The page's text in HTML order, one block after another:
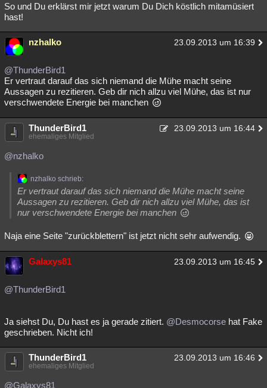
So und Du erklärst mir jetzt warum Du Dich köstlich mitamüsiert
hast!
nzhalko 23.09.2013 um 16:39
@ThunderBird1
Er vertraut darauf das sich niemand die Mühe macht seine
Aussagen zu rezitieren. Geb dir nich allzu viel Mühe, das ist nur
verschwendete Energie bei manchen
ThunderBird1 23.09.2013 um 16:44
ehemaliges Mitglied
@nzhalko
nzhalko schrieb:
Er vertraut darauf das sich niemand die Mühe macht seine
Aussagen zu rezitieren. Geb dir nich allzu viel Mühe, das ist
nur verschwendete Energie bei manchen
Naja eine Seite "zurückblettern" ist jetzt nicht sehr aufwendig.
Galaxys81 23.09.2013 um 16:45
@ThunderBird1
Ja siehst Du, Du hast es ja gerade zitiert. @Desmocorse hat Fake
geschrieben. Nicht ich!
ThunderBird1 23.09.2013 um 16:46
ehemaliges Mitglied
@Galaxys81